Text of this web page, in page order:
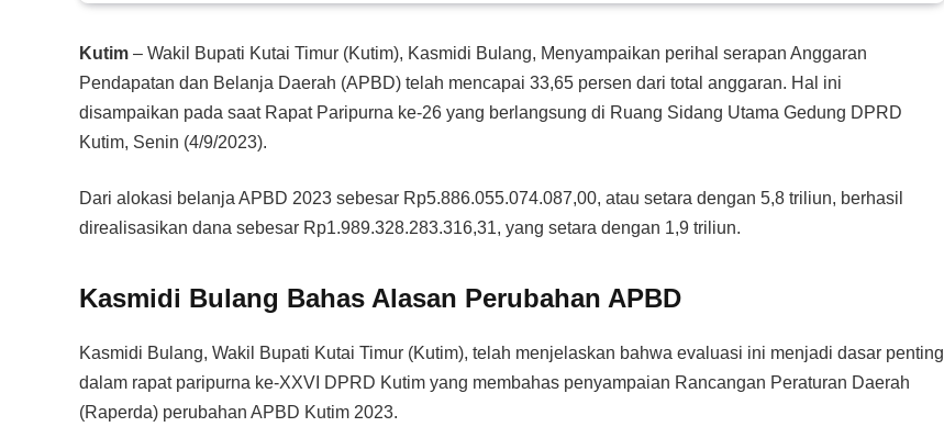
Kutim – Wakil Bupati Kutai Timur (Kutim), Kasmidi Bulang, Menyampaikan perihal serapan Anggaran
Pendapatan dan Belanja Daerah (APBD) telah mencapai 33,65 persen dari total anggaran. Hal ini
disampaikan pada saat Rapat Paripurna ke-26 yang berlangsung di Ruang Sidang Utama Gedung DPRD
Kutim, Senin (4/9/2023).
Dari alokasi belanja APBD 2023 sebesar Rp5.886.055.074.087,00, atau setara dengan 5,8 triliun, berhasil
direalisasikan dana sebesar Rp1.989.328.283.316,31, yang setara dengan 1,9 triliun.
Kasmidi Bulang Bahas Alasan Perubahan APBD
Kasmidi Bulang, Wakil Bupati Kutai Timur (Kutim), telah menjelaskan bahwa evaluasi ini menjadi dasar penting
dalam rapat paripurna ke-XXVI DPRD Kutim yang membahas penyampaian Rancangan Peraturan Daerah
(Raperda) perubahan APBD Kutim 2023.